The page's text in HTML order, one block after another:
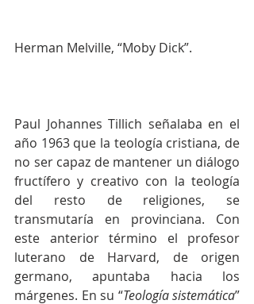
Herman Melville, “Moby Dick”.
Paul Johannes Tillich señalaba en el
año 1963 que la teología cristiana, de
no ser capaz de mantener un diálogo
fructífero y creativo con la teología
del resto de religiones, se
transmutaría en provinciana. Con
este anterior término el profesor
luterano de Harvard, de origen
germano, apuntaba hacia los
márgenes. En su “Teología sistemática”